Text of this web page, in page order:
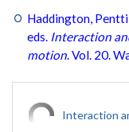
Haddington,
eds. Interaction
motion. Vol. 20.
Interaction